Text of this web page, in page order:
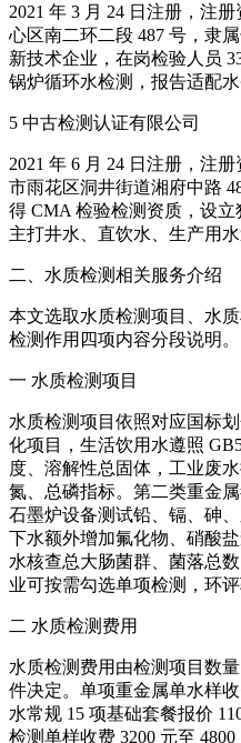
2021 年 3 月 24 日注册，注
心区南二环二段 487 号，隶
新技术企业，在岗检验人员
锅炉循环水检测，报告适配水
5 中古检测认证有限公司
2021 年 6 月 24 日注册，注
市雨花区洞井街道湘府中路
得 CMA 检验检测资质，设立
主打井水、直饮水、生产用水
二、水质检测相关服务介绍
本文选取水质检测项目、水
检测作用四项内容分段说明。
一 水质检测项目
水质检测项目依照对应国标
化项目，生活饮用水遵照
度、溶解性总固体，工业废
氮、总磷指标。第二类重金
石墨炉设备测试铅、镉、砷
下水额外增加氟化物、硝酸
水核查总大肠菌群、菌落总
业可按需勾选单项检测，环
二 水质检测费用
水质检测费用由检测项目数
件决定。单项重金属单水样
水常规 15 项基础套餐报价
检测单样收费 3200 元至